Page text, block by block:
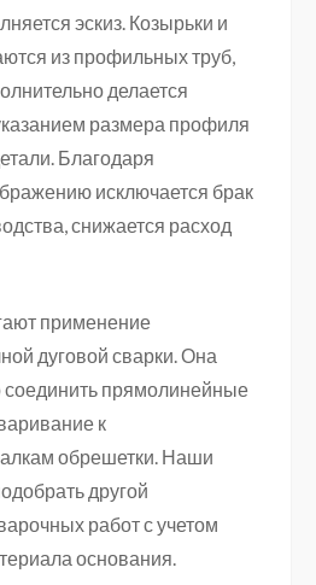
эскиз. Козырьки и
из профильных труб,
делается
размера профиля
Благодаря
исключается брак
снижается расход
применение
дуговой сварки. Она
соединить прямолинейные
к
обрешетки. Наши
другой
работ с учетом
основания.